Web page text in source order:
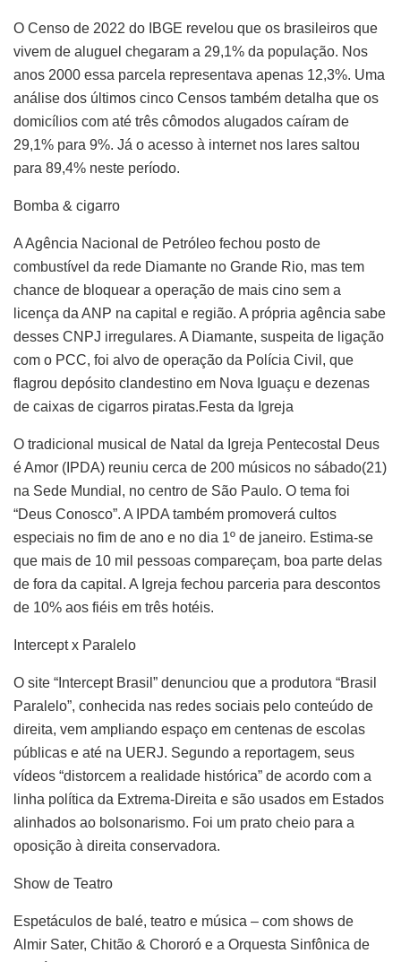
O Censo de 2022 do IBGE revelou que os brasileiros que
vivem de aluguel chegaram a 29,1% da população. Nos
anos 2000 essa parcela representava apenas 12,3%. Uma
análise dos últimos cinco Censos também detalha que os
domicílios com até três cômodos alugados caíram de
29,1% para 9%. Já o acesso à internet nos lares saltou
para 89,4% neste período.
Bomba & cigarro
A Agência Nacional de Petróleo fechou posto de
combustível da rede Diamante no Grande Rio, mas tem
chance de bloquear a operação de mais cino sem a
licença da ANP na capital e região. A própria agência sabe
desses CNPJ irregulares. A Diamante, suspeita de ligação
com o PCC, foi alvo de operação da Polícia Civil, que
flagrou depósito clandestino em Nova Iguaçu e dezenas
de caixas de cigarros piratas.Festa da Igreja
O tradicional musical de Natal da Igreja Pentecostal Deus
é Amor (IPDA) reuniu cerca de 200 músicos no sábado(21)
na Sede Mundial, no centro de São Paulo. O tema foi
“Deus Conosco”. A IPDA também promoverá cultos
especiais no fim de ano e no dia 1º de janeiro. Estima-se
que mais de 10 mil pessoas compareçam, boa parte delas
de fora da capital. A Igreja fechou parceria para descontos
de 10% aos fiéis em três hotéis.
Intercept x Paralelo
O site “Intercept Brasil” denunciou que a produtora “Brasil
Paralelo”, conhecida nas redes sociais pelo conteúdo de
direita, vem ampliando espaço em centenas de escolas
públicas e até na UERJ. Segundo a reportagem, seus
vídeos “distorcem a realidade histórica” de acordo com a
linha política da Extrema-Direita e são usados em Estados
alinhados ao bolsonarismo. Foi um prato cheio para a
oposição à direita conservadora.
Show de Teatro
Espetáculos de balé, teatro e música – com shows de
Almir Sater, Chitão & Chororó e a Orquesta Sinfônica de